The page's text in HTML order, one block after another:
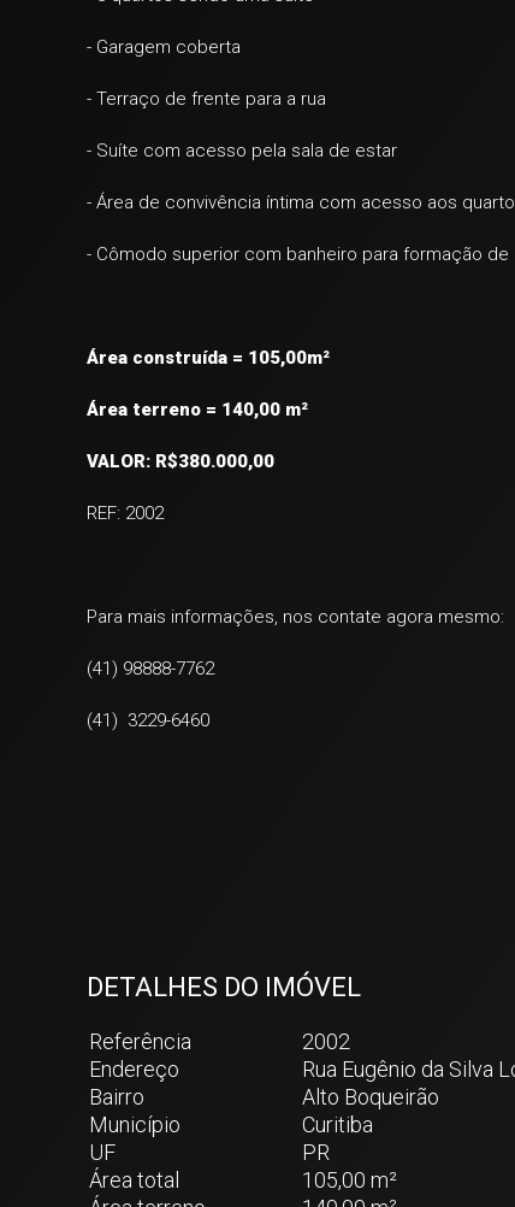
- Garagem coberta
- Terraço de frente para a rua
- Suíte com acesso pela sala de estar
- Área de convivência íntima com acesso aos
- Cômodo superior com banheiro para formação
Área construída = 105,00m²
Área terreno = 140,00 m²
VALOR: R$380.000,00
REF: 2002
Para mais informações, nos contate agora mesmo:
(41) 98888-7762
(41) 3229-6460
DETALHES DO IMÓVEL
Referência
2002
Endereço
Rua Eugênio da Silva
Bairro
Alto Boqueirão
Município
Curitiba
UF
PR
Área total
105,00 m²